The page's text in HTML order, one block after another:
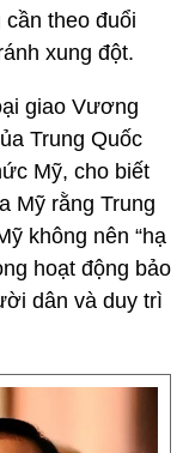
theo đuổi
xung đột.
giao Vương
Trung Quốc
Mỹ, cho biết
Mỹ rằng Trung
không nên “hạ
hoạt động bảo
dân và duy trì